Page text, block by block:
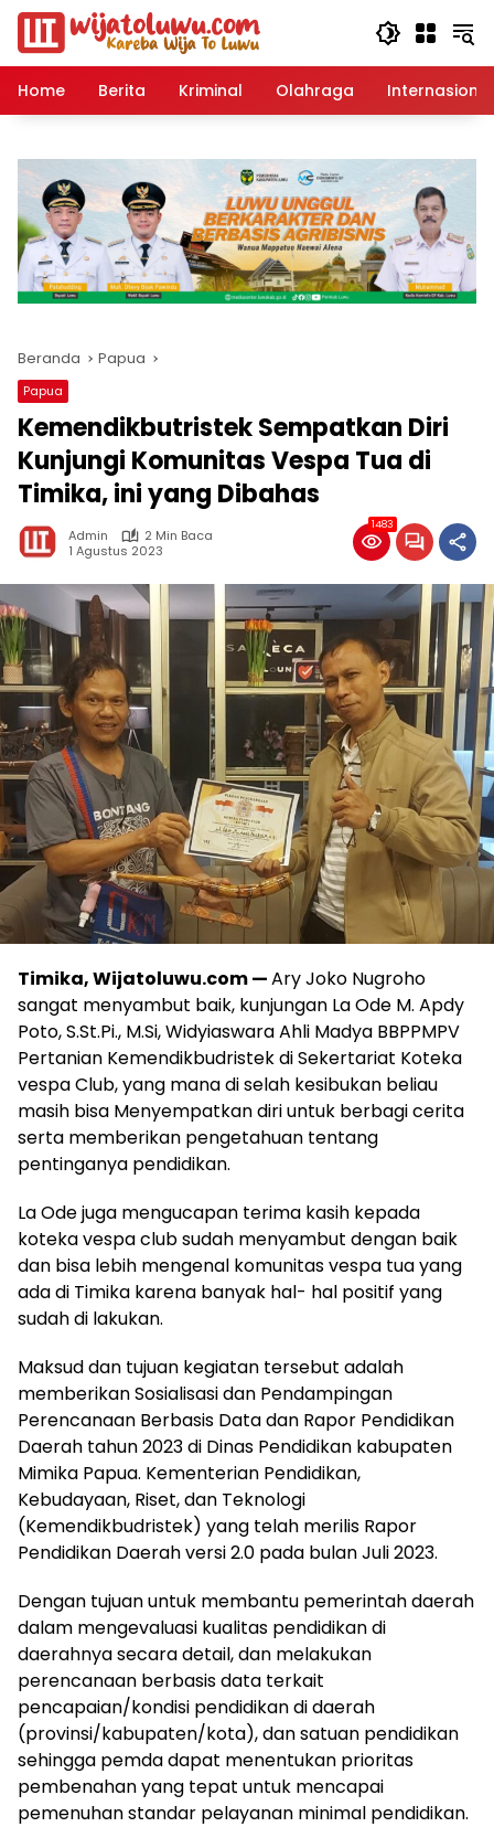
Langsung
konten
Home
Berita Kriminal Olahraga Internasional
Beranda Papua
Papua
Kemendikbutristek Sempatkan Diri
Kunjungi Komunitas Vespa Tua di
Timika, ini yang Dibahas
Admin
2 Min Baca
1 Agustus 2023
1483
Timika, Wijatoluwu.com —Ary Joko Nugroho
sangat menyambut baik, kunjungan La Ode M. Apdy
Poto, S.St.Pi., M.Si, Widyiaswara Ahli Madya BBPPMPV
Pertanian Kemendikbudristek di Sekertariat Koteka
vespa Club, yang mana di selah kesibukan beliau
masih bisa Menyempatkan diri untuk berbagi cerita
serta memberikan pengetahuan tentang
pentinganya pendidikan.
La Ode juga mengucapan terima kasih kepada
koteka vespa club sudah menyambut dengan baik
dan bisa lebih mengenal komunitas vespa tua yang
ada di Timika karena banyak hal- hal positif yang
sudah di lakukan.
Maksud dan tujuan kegiatan tersebut adalah
memberikan Sosialisasi dan Pendampingan
Perencanaan Berbasis Data dan Rapor Pendidikan
Daerah tahun 2023 di Dinas Pendidikan kabupaten
Mimika Papua. Kementerian Pendidikan,
Kebudayaan, Riset, dan Teknologi
(Kemendikbudristek) yang telah merilis Rapor
Pendidikan Daerah versi 2.0 pada bulan Juli 2023.
Dengan tujuan untuk membantu pemerintah daerah
dalam mengevaluasi kualitas pendidikan di
daerahnya secara detail, dan melakukan
perencanaan berbasis data terkait
pencapaian/kondisi pendidikan di daerah
(provinsi/kabupaten/kota), dan satuan pendidikan
sehingga pemda dapat menentukan prioritas
pembenahan yang tepat untuk mencapai
pemenuhan standar pelayanan minimal pendidikan.